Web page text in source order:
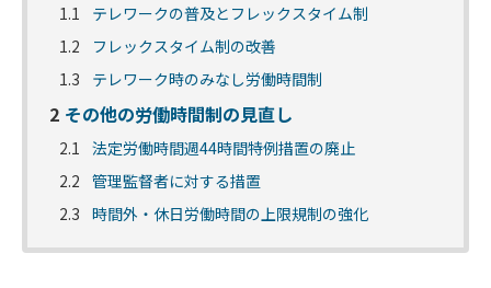
1.1
テレワークの普及とフレックスタイム制
1.2
フレックスタイム制の改善
1.3
テレワーク時のみなし労働時間制
2 その他の労働時間制の見直し
2.1
法定労働時間週44時間特例措置の廃止
2.2 管理監督者に対する措置
2.3 時間外・休日労働時間の上限規制の強化